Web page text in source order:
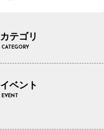
カテゴリ
CATEGORY
イベント
EVENT